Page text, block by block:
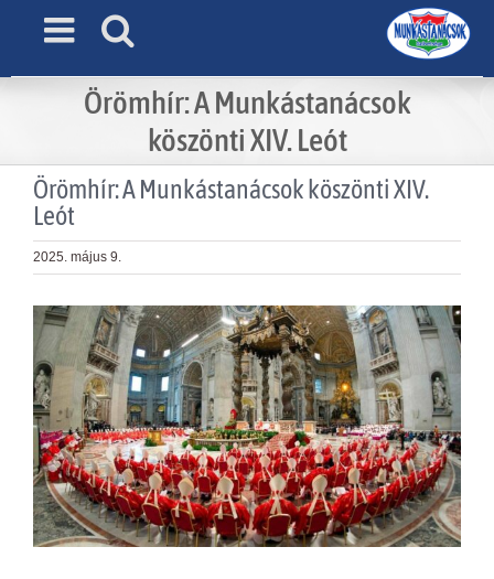
Örömhír: A Munkástanácsok
köszönti XIV. Leót
Örömhír: A Munkástanácsok köszönti XIV.
Leót
2025. május 9.
View
Larger
Image